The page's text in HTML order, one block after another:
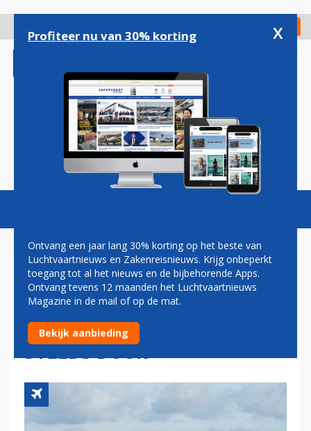
gaan
Check in
Magazine Podcasts Vacatures
AIR ASIA HOUDT VOET BIJ
STUK: VLUCHT NAAR
LONDEN GATWICK GAAT NOG
STEEDS DOOR
Profiteer nu van 30% korting x
Ontvang een jaar lang 30% korting op het beste van
Luchtvaartnieuws en Zakenreisnieuws. Krijg onbeperkt
toegang tot al het nieuws en de bijbehorende Apps.
Ontvang tevens 12 maanden het Luchtvaartnieuws
Magazine in de mail of op de mat.
Bekijk aanbieding